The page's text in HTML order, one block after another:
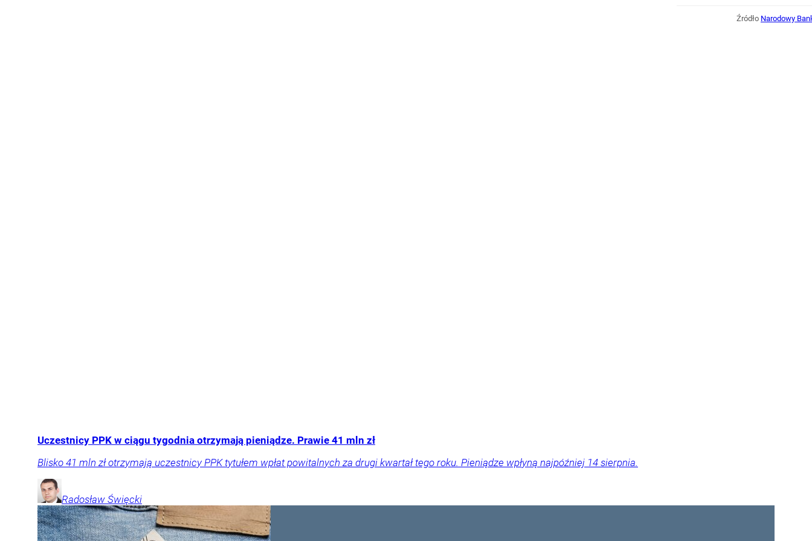
Źródło Narodowy
Uczestnicy PPK w ciągu tygodnia otrzymają pieniądze. Prawie 41 mln zł
Blisko 41 mln zł otrzymają uczestnicy PPK tytułem wpłat powitalnych za drugi kwartał tego roku. Pieniądze wpłyną najpóźniej 14 sierpnia.
Radosław Święcki